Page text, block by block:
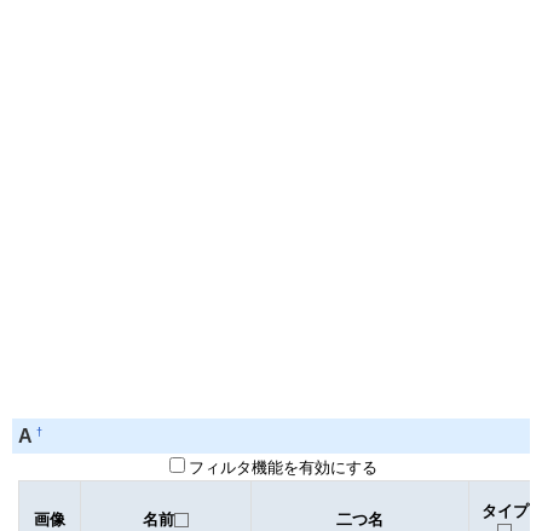
A †
フィルタ機能を有効にする
画像 名前 二つ名 タイプ